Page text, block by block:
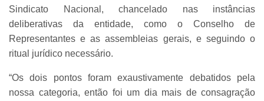
Sindicato Nacional, chancelado nas instâncias
deliberativas da entidade, como o Conselho de
Representantes e as assembleias gerais, e seguindo o
ritual jurídico necessário.
“Os dois pontos foram exaustivamente debatidos pela
nossa categoria, então foi um dia mais de consagração